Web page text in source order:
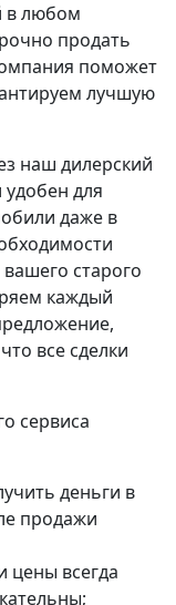
в любом
продать
поможет
лучшую
наш дилерский
для
даже в
старого
каждый
все сделки
сервиса
деньги в
продажи
цены всегда